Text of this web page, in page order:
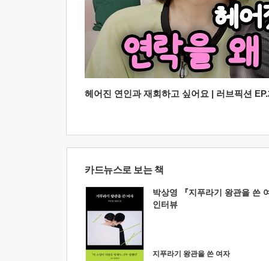
헤어진 연인과 재회하고 싶어요 | 러브픽션
카드뉴스로 보는 책
박상영 『지푸라기 왕관을 쓴
인터뷰
지푸라기 왕관을 쓴 여자